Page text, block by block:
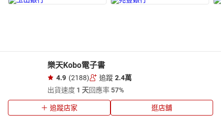
樂天Kobo電子書
4.9 (2188) 追蹤 2.4萬
出貨速度 1 天回應率57%
追蹤店家 逛店舖